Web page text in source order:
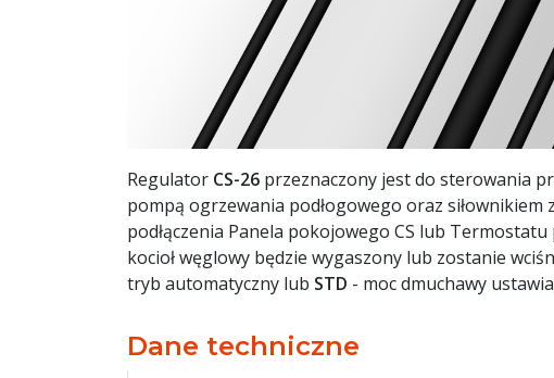
Regulator CS-26 przeznaczony jest do sterowania
pompą ogrzewania podłogowego oraz
podłączenia Panela pokojowego CS lub
kocioł węglowy będzie wygaszony lub zostanie
tryb automatyczny lub STD - moc dmuchawy
Dane techniczne